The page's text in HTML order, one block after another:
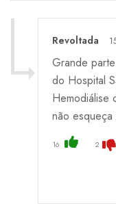
Revoltada
Grande
do Hospital
Hemodiálise
não esqueça
16 2